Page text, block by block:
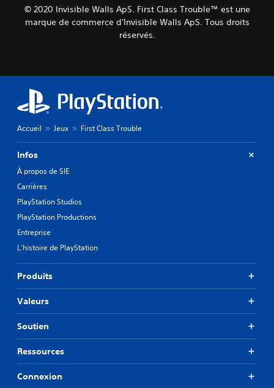
© 2020 Invisible Walls ApS. First Class Trouble™ est une
marque de commerce d'Invisible Walls ApS. Tous droits
réservés.
Accueil Jeux First Class Trouble
Infos
À propos de SIE
Carrières
PlayStation Studios
PlayStation Productions
Entreprise
L'histoire de PlayStation
Produits
Valeurs
Soutien
Ressources
Connexion